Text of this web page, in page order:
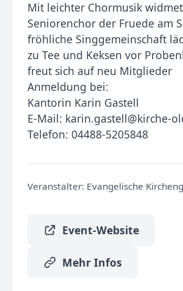
Mit leichter Chormusik
Seniorenchor der Fruede am
fröhliche Singgemeinschaft
zu Tee und Keksen vor
freut sich auf neu Mitglieder
Anmeldung bei:
Kantorin Karin Gastell
E-Mail: karin.gastell@kirche-
Telefon: 04488-5205848
Veranstalter: Evangelische
Event-Website
Mehr Infos